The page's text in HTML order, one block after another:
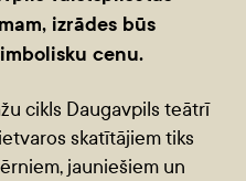
izrādes būs
cenu.
cikls Daugavpils teātrī
skatītājiem tiks
jauniešiem un